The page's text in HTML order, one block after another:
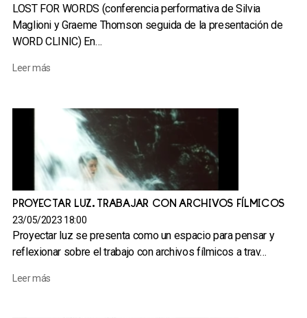
LOST FOR WORDS (conferencia performativa de Silvia
Maglioni y Graeme Thomson seguida de la presentación de
WORD CLINIC) En…
Leer más
PROYECTAR LUZ. TRABAJAR CON ARCHIVOS FÍLMICOS
23/05/2023 18:00
Proyectar luz se presenta como un espacio para pensar y
reflexionar sobre el trabajo con archivos fílmicos a trav…
Leer más